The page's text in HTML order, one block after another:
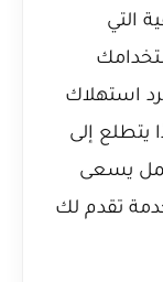
التي
استهلاك
يتطلع إلى
عمل يسعى
تقدم لك